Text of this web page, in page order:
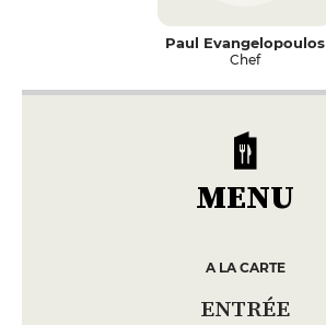
Paul Evangelopoulos
Chef
MENU
A LA CARTE
ENTRÉE